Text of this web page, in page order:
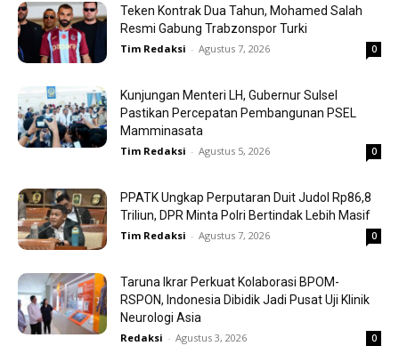
Teken Kontrak Dua Tahun, Mohamed Salah
Resmi Gabung Trabzonspor Turki
Tim Redaksi - Agustus 7, 2026 0
Kunjungan Menteri LH, Gubernur Sulsel
Pastikan Percepatan Pembangunan PSEL
Mamminasata
Tim Redaksi - Agustus 5, 2026 0
PPATK Ungkap Perputaran Duit Judol Rp86,8
Triliun, DPR Minta Polri Bertindak Lebih Masif
Tim Redaksi - Agustus 7, 2026 0
Taruna Ikrar Perkuat Kolaborasi BPOM-
RSPON, Indonesia Dibidik Jadi Pusat Uji Klinik
Neurologi Asia
Redaksi - Agustus 3, 2026 0